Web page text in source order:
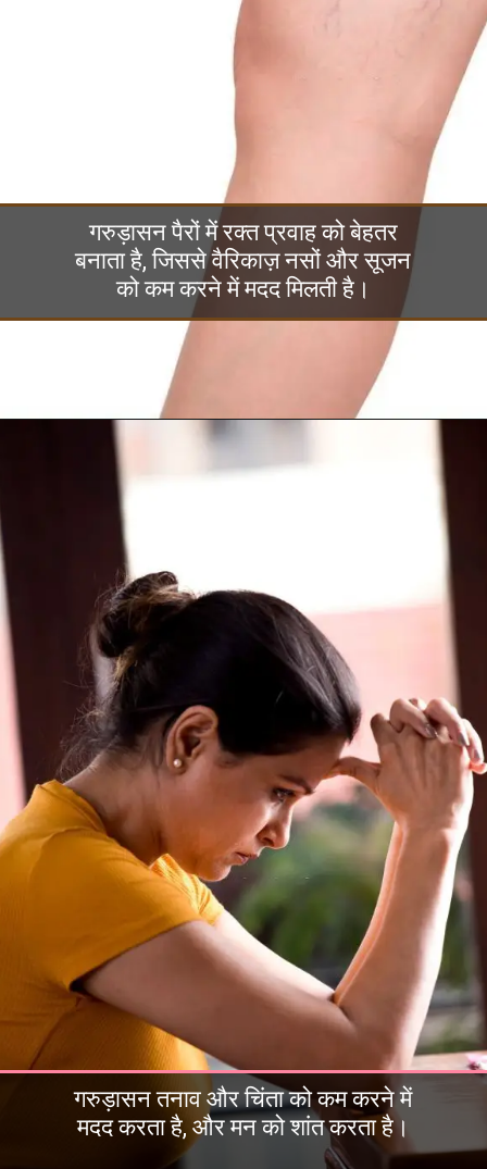
गरुड़ासन पैरों में रक्त प्रवाह को बेहतर
बनाता है, जिससे वैरिकाज़ नसों और सूजन
को कम करने में मदद मिलती है।
गरुड़ासन तनाव और चिंता को कम करने में
मदद करता है, और मन को शांत करता है।